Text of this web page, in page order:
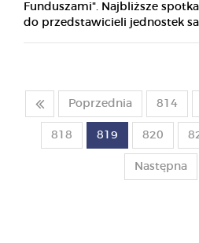
Funduszami". Najbliższe
do przedstawicieli jednostek
Poprzednia 814
818 819 820
Następna